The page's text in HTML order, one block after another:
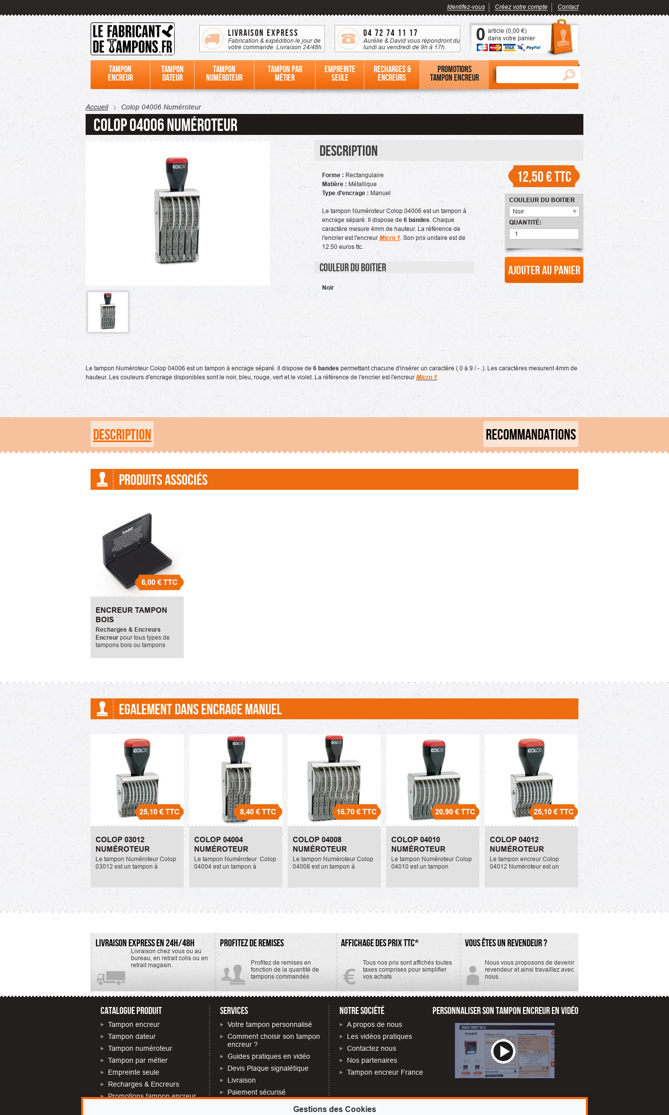
Identifez-vous Créez votre compte Contact
Livraison Express
Fabrication & expédition le jour de
votre commande. Livraison 24/48h.
04 72 74 11 17
Aurélie & David vous répondront du
lundi au vendredi de 9h à 17h.
0 article (0,00 €)
dans votre panier
Tampon
encreur
Tampon
dateur
Tampon
numéroteur
Tampon par
métier
Empreinte
seule
Recharges &
Encreurs
Promotions
tampon encreur
Accueil Colop 04006 Numéroteur
Colop 04006 Numéroteur
Description
Forme : Rectangulaire
Matière : Métallique
Type d'encrage : Manuel
Le tampon Numéroteur Colop 04006 est un tampon à
encrage séparé. Il dispose de 6 bandes. Chaque
caractère mesure 4mm de hauteur. La référence de
l'encrier est l'encreur Micro 1. Son prix unitaire est de
12.50 euros ttc.
Couleur du boitier
Noir
12,50 €TTC
COULEUR DU BOITIER
Noir
QUANTITÉ:
Ajouter au panier
Le tampon Numéroteur Colop 04006 est un tampon à encrage séparé. Il dispose de 6 bandes permettant chacune d'insérer un caractère ( 0 à 9 / - .). Les caractères mesurent 4mm de
hauteur. Les couleurs d'encrage disponibles sont le noir, bleu, rouge, vert et le violet. La référence de l'encrier est l'encreur Micro 1.
DESCRIPTION RECOMMANDATIONS
PRODUITS ASSOCIÉS
6,00 €TTC
ENCREUR TAMPON
BOIS
Recharges & Encreurs
Encreur pour tous types de
tampons bois ou tampons
Encreur pour tampons bois,
EGALEMENT DANS ENCRAGE MANUEL
25,10 €TTC
COLOP 03012
NUMÉROTEUR
Le tampon Numéroteur Colop
03012 est un tampon à
mesure 3mm de hauteur. La...
Numéroteur
25,10 €
8,40 €TTC
COLOP 04004
NUMÉROTEUR
Le tampon Numéroteur Colop
04004 est un tampon à
mesure 4mm de hauteur. La...
Colop 04004
Numéroteur
8,40 €
16,70 €TTC
COLOP 04008
NUMÉROTEUR
Le tampon Numéroteur Colop
04008 est un tampon à
mesure 4mm de hauteur. La...
Colop 04008
Numéroteur
16,70 €
20,90 €TTC
COLOP 04010
NUMÉROTEUR
Le tampon Numéroteur Colop
04010 est un tampon
Chaque caractère mesure
Colop 04010
Numéroteur
20,90 €
25,10 €TTC
COLOP 04012
NUMÉROTEUR
Le tampon encreur Colop
04012 Numéroteur est un
bandes. Chaque caractère
Colop 04012
Numéroteur
25,10 €
LIVRAISON EXPRESS EN 24H/48H
Livraison chez vous ou au
bureau, en retrait colis ou en
retrait magasin.
PROFITEZ DE REMISES
Profitez de remises en
fonction de la quantité de
tampons commandés
AFFICHAGE DES PRIX TTC*
Tous nos prix sont affichés toutes
taxes comprises pour simplifier
vos achats
VOUS ÊTES UN REVENDEUR ?
Nous vous proposons de devenir
revendeur et ainsi travaillez avec
nous.
CATALOGUE PRODUIT
Tampon encreur
Tampon dateur
Tampon numéroteur
Tampon par métier
Empreinte seule
Recharges & Encreurs
Promotions tampon encreur
SERVICES
Votre tampon personnalisé
Comment choisir son tampon
encreur ?
Guides pratiques en vidéo
Devis Plaque signalétique
Livraison
Paiement sécurisé
NOTRE SOCIÉTÉ
A propos de nous
Les vidéos pratiques
Contactez nous
Nos partenaires
Tampon encreur France
PERSONNALISER SON TAMPON ENCREUR EN VIDÉO
Gestions des Cookies